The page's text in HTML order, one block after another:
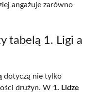
angażuje zarówno
tabelą 1. Ligi a
dotyczą nie tylko
drużyn. W 1. Lidze